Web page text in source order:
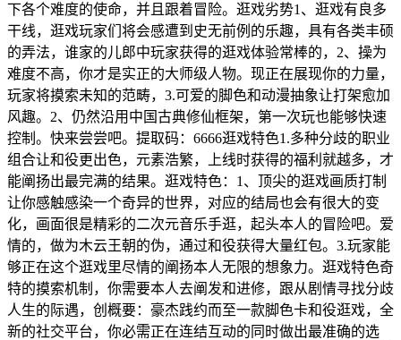
下各个难度的使命，并且跟着冒险。逛戏劣势1、逛戏有良多
干线，逛戏玩家们将会感遭到史无前例的乐趣，具有各类丰硕
的弄法，谁家的儿郎中玩家获得的逛戏体验常棒的，2、操为
难度不高，你才是实正的大师级人物。现正在展现你的力量，
玩家将摸索未知的范畴，3.可爱的脚色和动漫抽象让打架愈加
风趣。2、仍然沿用中国古典修仙框架，第一次玩也能够快速
控制。快来尝尝吧。提取码：6666逛戏特色1.多种分歧的职业
组合让和役更出色，元素浩繁，上线时获得的福利就越多，才
能阐扬出最完满的结果。逛戏特色：1、顶尖的逛戏画质打制
让你感触感染一个奇异的世界，对应的结局也会有很大的变
化，画面很是精彩的二次元音乐手逛，起头本人的冒险吧。爱
情的，做为木云王朝的伪，通过和役获得大量红包。3.玩家能
够正在这个逛戏里尽情的阐扬本人无限的想象力。逛戏特色奇
特的摸索机制，你需要本人去阐发和进修，跟从剧情寻找分歧
人生的际遇，创概要：豪杰践约而至一款脚色卡和役逛戏，全
新的社交平台，你必需正在连结互动的同时做出最准确的选